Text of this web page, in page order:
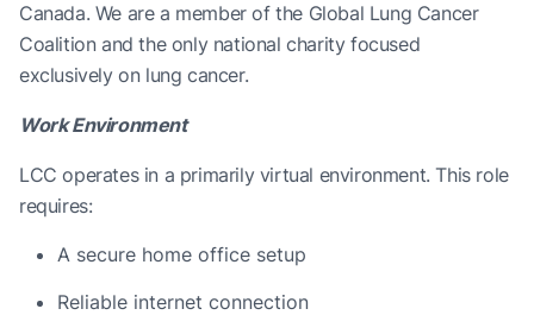
Canada. We are a member of the Global Lung Cancer
Coalition and the only national charity focused
exclusively on lung cancer.
Work Environment
LCC operates in a primarily virtual environment. This role
requires:
A secure home office setup
Reliable internet connection